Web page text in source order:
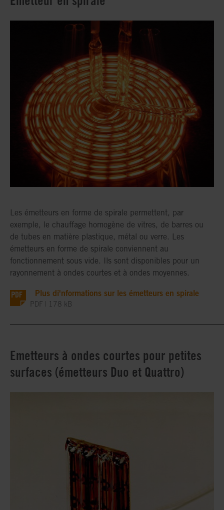
Les émetteurs en forme de spirale permettent, par
exemple, le chauffage homogène de vitres, de barres ou
de tubes en matière plastique, métal ou verre. Les
émetteurs en forme de spirale conviennent au
fonctionnement sous vide. Ils sont disponibles pour un
rayonnement à ondes courtes et à ondes moyennes.
Plus di'nformations sur les émetteurs en spirale
PDF | 178 kB
Emetteurs à ondes courtes pour petites
surfaces (émetteurs Duo et Quattro)